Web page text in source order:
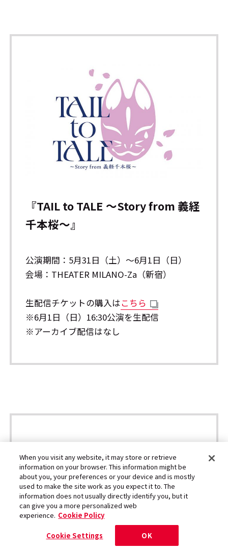
『TAIL to TALE ～Story from 義経
千本桜～』
公演期間：5月31日（土）～6月1日（日）
会場：THEATER MILANO-Za（新宿）
生配信チケットの購入はこちら
※6月1日（日）16:30公演を生配信
※アーカイブ配信はなし
藤沢文翁オフィシャルサイト
https://www.bun-o.com/
READING HIGH オフィシャルサイト
https://readinghigh.com/
When you visit any website, it may store or retrieve
information on your browser. This information might be
about you, your preferences or your device and is mostly
used to make the site work as you expect it to. The
information does not usually directly identify you, but it
can give you a more personalized web
experience. Cookie Policy
Cookie Settings OK